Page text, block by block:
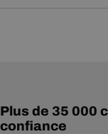
Plus de 35 000
confiance